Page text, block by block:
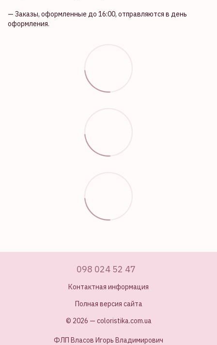
— Заказы, оформленные до 16:00, отправляются в день
оформления.
098 024 52 47
Контактная информация
Полная версия сайта
© 2026 — coloristika.com.ua
ФЛП Власов Игорь Владимирович